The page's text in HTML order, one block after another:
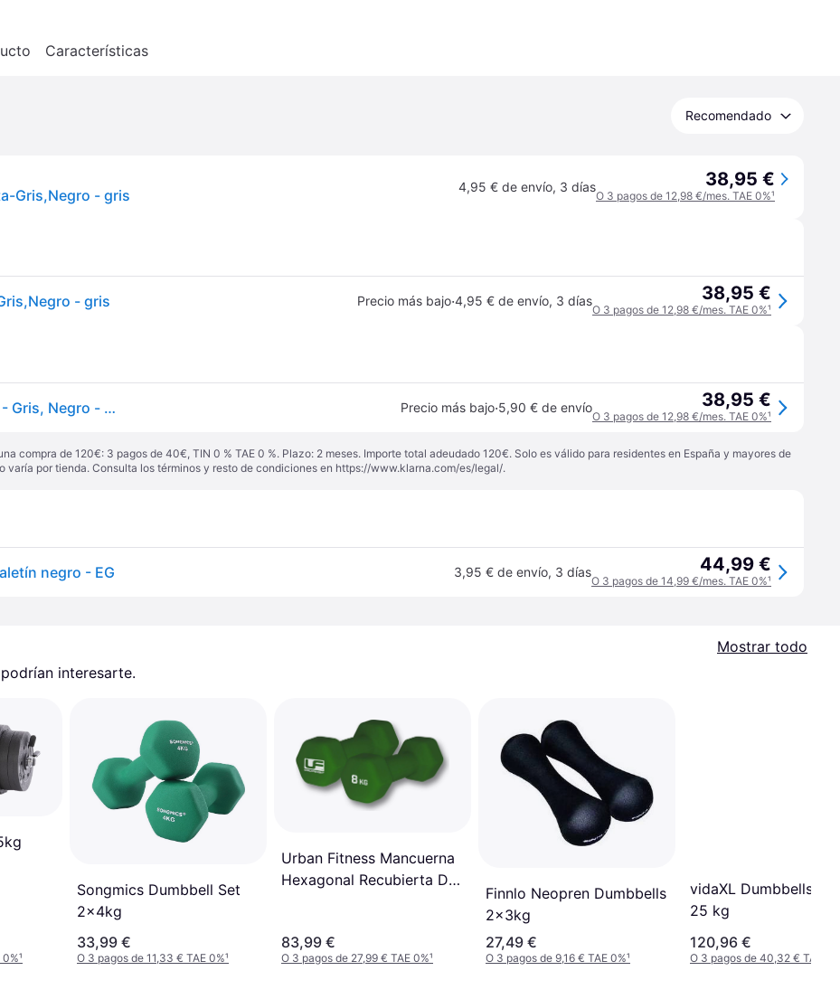
Características
Recomendado
Gris,Negro - gris 4,95 € de envío, 3 días 38,95 €
O 3 pagos de 12,98 €/mes. TAE 0%¹
- gris Precio más bajo·4,95 € de envío, 3 días 38,95 €
O 3 pagos de 12,98 €/mes. TAE 0%¹
SchildkrÃ¶t Fitness Vinyl Pesa Suave En Maleta - Gris, Negro - gris Precio más bajo·5,90 € de envío 38,95 €
O 3 pagos de 12,98 €/mes. TAE 0%¹
compra de 120€: 3 pagos de 40€, TIN 0 % TAE 0 %. Plazo: 2 meses. Importe total adeudado 120€. Solo es válido para residentes en España y mayores de
varía por tienda. Consulta los términos y resto de condiciones en https://www.klarna.com/es/legal/.
negro - EG 3,95 € de envío, 3 días 44,99 €
O 3 pagos de 14,99 €/mes. TAE 0%¹
Mostrar todo
interesarte.
0%¹
Songmics Dumbbell Set
2x4kg
33,99 €
O 3 pagos de 11,33 € TAE 0%¹
Urban Fitness Mancuerna
Hexagonal Recubierta De
83,99 €
O 3 pagos de 27,99 € TAE 0%¹
Finnlo Neopren Dumbbells
2x3kg
27,49 €
O 3 pagos de 9,16 € TAE 0%¹
vidaXL Dumbbells 2
25 kg
120,96 €
O 3 pagos de 40,32 € TAE